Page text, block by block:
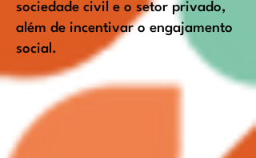
sociedade civil e o setor privado,
além de incentivar o engajamento
social.